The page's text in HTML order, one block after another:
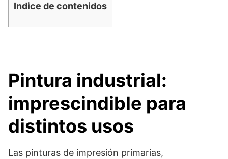
Indice de contenidos
Pintura industrial:
imprescindible para
distintos usos
Las pinturas de impresión primarias,